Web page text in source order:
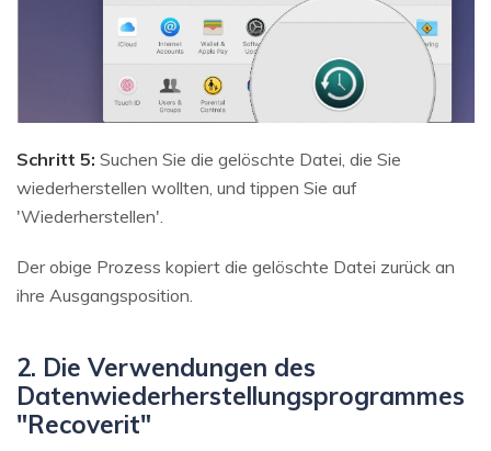
Schritt 5: Suchen Sie die gelöschte Datei, die Sie
wiederherstellen wollten, und tippen Sie auf
'Wiederherstellen'.
Der obige Prozess kopiert die gelöschte Datei zurück an
ihre Ausgangsposition.
2. Die Verwendungen des
Datenwiederherstellungsprogrammes
"Recoverit"